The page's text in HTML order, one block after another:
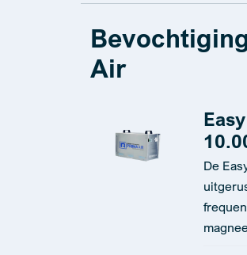
Air
De